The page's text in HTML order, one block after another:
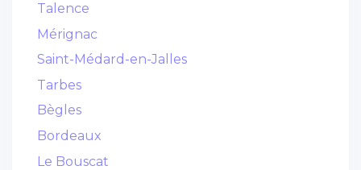
Talence
Mérignac
Saint-Médard-en-Jalles
Tarbes
Bègles
Bordeaux
Le Bouscat